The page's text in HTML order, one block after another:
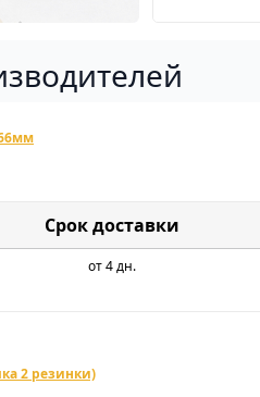
Срок доставки
от 4 дн.
2 резинки)